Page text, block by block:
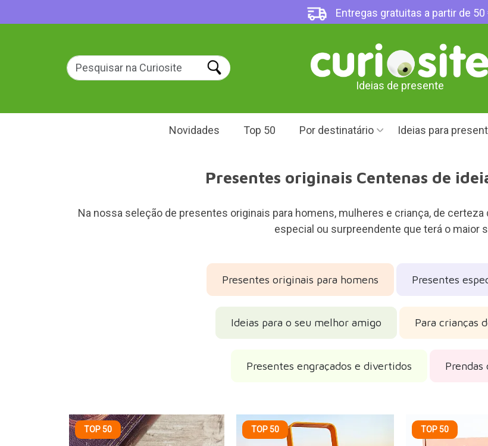
Entregas gratuitas a partir de 50
Ideias de presente
Novidades Top 50 Por destinatário Ideias para
Presentes originais Centenas de
Na nossa seleção de presentes originais para homens, mulheres e criança, de
especial ou surpreendente que terá o maior
Presentes originais para homens Presentes
Ideias para o seu melhor amigo Para crianças
Presentes engraçados e divertidos Prendas
TOP 50 TOP 50 TOP 50